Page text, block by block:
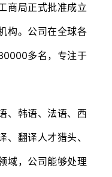
商局正式批准成立
构。公司在全球各
多名，专注于
韩语、法语、西
、翻译人才猎头、
域，公司能够处理